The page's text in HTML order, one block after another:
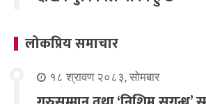
लोकप्रिय समाचार
१८ श्रावण २०८३, सोमबार